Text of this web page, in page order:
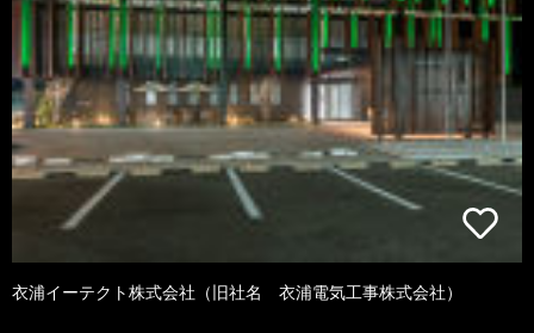
衣浦イーテクト株式会社（旧社名 衣浦電気工事株式会社）